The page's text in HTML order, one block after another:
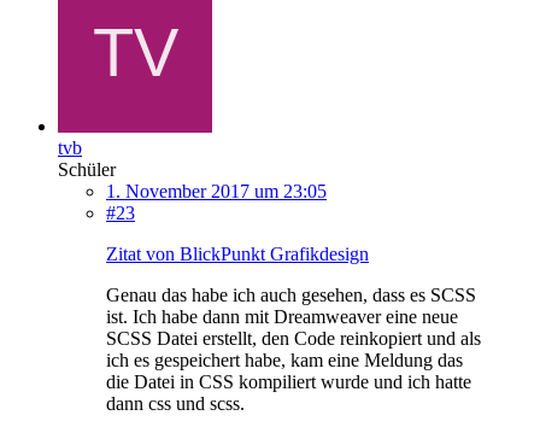
tvb
Schüler
1. November 2017 um 23:05
#23
Zitat von BlickPunkt Grafikdesign
Genau das habe ich auch gesehen, dass es SCSS
ist. Ich habe dann mit Dreamweaver eine neue
SCSS Datei erstellt, den Code reinkopiert und als
ich es gespeichert habe, kam eine Meldung das
die Datei in CSS kompiliert wurde und ich hatte
dann css und scss.